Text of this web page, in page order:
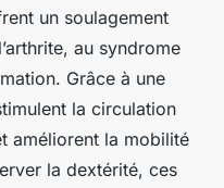
de
soulager
un soulagement
au syndrome
Grâce à une
la circulation
améliorent la mobilité
la dextérité, ces